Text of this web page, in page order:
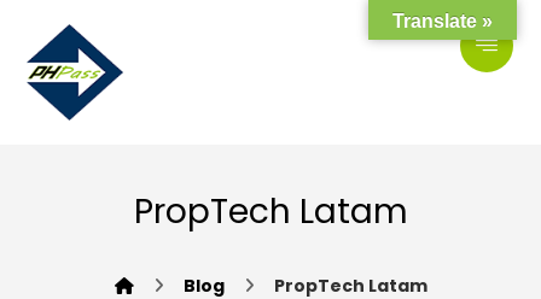
PropTech Latam
Blog PropTech Latam
Translate »